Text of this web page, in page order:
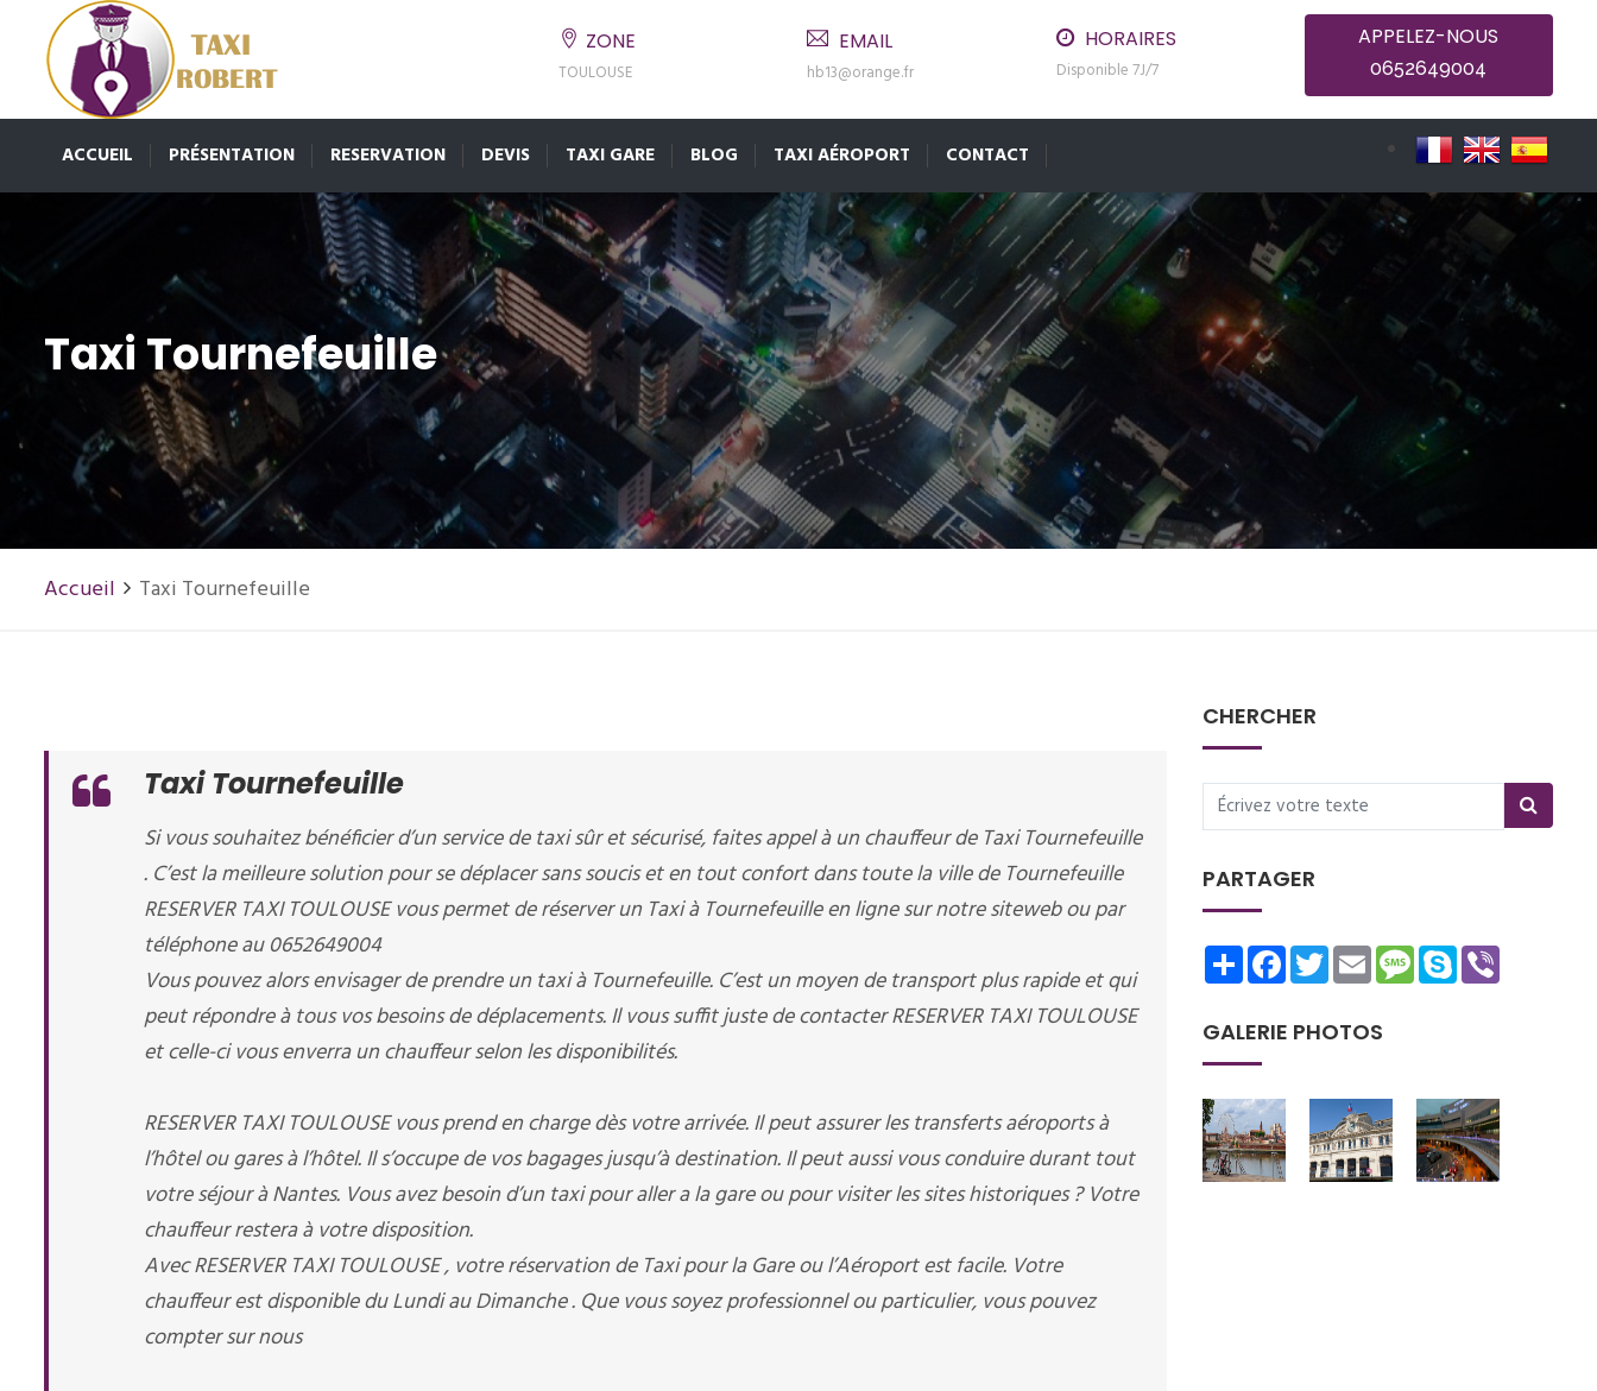
ZONE
TOULOUSE
EMAIL
hb13@orange.fr
HORAIRES
Disponible 7J/7
APPELEZ-NOUS
0652649004
ACCUEIL PRÉSENTATION RESERVATION DEVIS TAXI GARE BLOG TAXI AÉROPORT CONTACT
Taxi Tournefeuille
Accueil Taxi Tournefeuille
Taxi Tournefeuille
Si vous souhaitez bénéficier d’un service de taxi sûr et sécurisé, faites appel à un chauffeur de Taxi Tournefeuille
. C’est la meilleure solution pour se déplacer sans soucis et en tout confort dans toute la ville de Tournefeuille
RESERVER TAXI TOULOUSE vous permet de réserver un Taxi à Tournefeuille en ligne sur notre siteweb ou par
téléphone au 0652649004
Vous pouvez alors envisager de prendre un taxi à Tournefeuille. C’est un moyen de transport plus rapide et qui
peut répondre à tous vos besoins de déplacements. Il vous suffit juste de contacter RESERVER TAXI TOULOUSE
et celle-ci vous enverra un chauffeur selon les disponibilités.
RESERVER TAXI TOULOUSE vous prend en charge dès votre arrivée. Il peut assurer les transferts aéroports à
l’hôtel ou gares à l’hôtel. Il s’occupe de vos bagages jusqu’à destination. Il peut aussi vous conduire durant tout
votre séjour à Nantes. Vous avez besoin d’un taxi pour aller a la gare ou pour visiter les sites historiques ? Votre
chauffeur restera à votre disposition.
Avec RESERVER TAXI TOULOUSE , votre réservation de Taxi pour la Gare ou l’Aéroport est facile. Votre
chauffeur est disponible du Lundi au Dimanche . Que vous soyez professionnel ou particulier, vous pouvez
compter sur nous
CHERCHER
PARTAGER
ShareFacebookTwitterEmailMessage
Skype
GALERIE PHOTOS